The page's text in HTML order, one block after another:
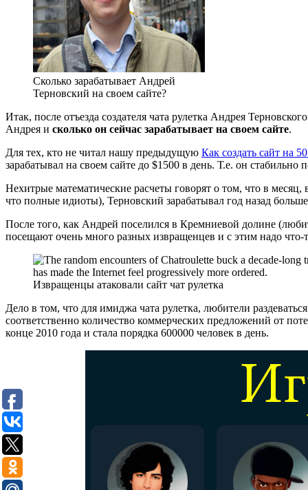
Сколько зарабатывает Андрей
Терновский на своем сайте?
Итак, после отъезда создателя чата рулетка Андрея
Андрея и сколько он сейчас зарабатывает на своем сайте.
Для тех, кто не читал нашу предыдущую Как создать сайт на
зарабатывал на своем сайте до $1500 в день. Т.е. он
Нехитрые математические расчеты говорят о том, что в месяц,
что полные идиоты), Терновский зарабатывал год назад
После того, как Андрей поселился в Кремниевой долине
посещают очень много разных извращенцев и с этим надо что-
Извращенцы атаковали сайт чат рулетка
Дело в том, что для имиджа чата рулетка, любители
соответственно количество коммерческих предложений от
конце 2010 года и стала порядка 600000 человек в день.